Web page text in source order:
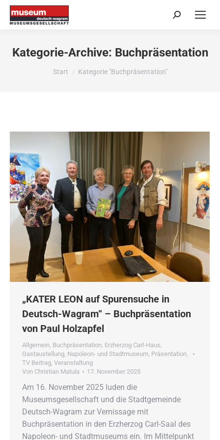
Search:
Kategorie-Archive: Buchpräsentation
Sie befinden sich hier:
Start Kategorie "Buchpräsentation"
„KATER LEON auf Spurensuche in
Deutsch-Wagram“ – Buchpräsentation
von Paul Holzapfel
Allgemein Buchpräsentation Erzherzog Carl-Haus
Gastaustellung Napoleon- und Stadtmuseum Präsentation
TV Beitrag Veranstaltung
Von Christian Matula 17. November 2025
Am 16. November 2025 luden die
Museumsgesellschaft und die Stadtgemeinde
Deutsch-Wagram zur Vernissage mit
Buchpräsentation in den Erzherzog Carl-Saal des
Napoleon- und Stadtmuseums ein. Im Mittelpunkt